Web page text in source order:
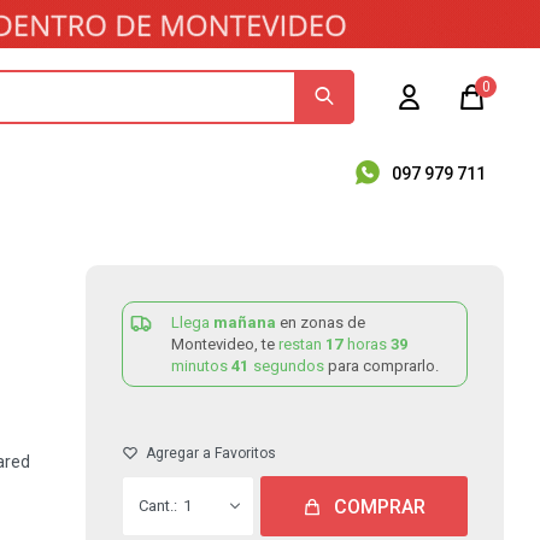
097 979 711
0
Llega mañana en zonas de
Montevideo, te restan 17 horas 39
minutos 41 segundos para comprarlo.
1 COMPRAR